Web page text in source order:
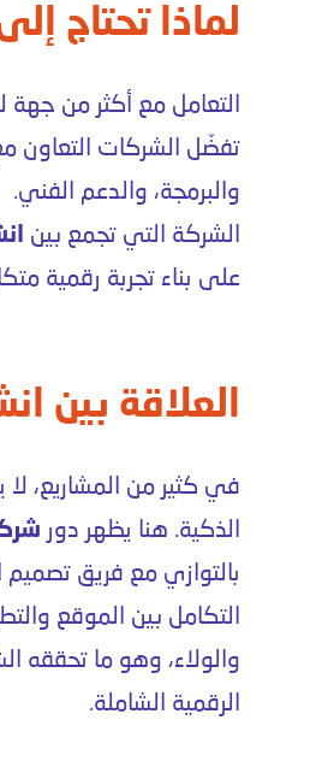
لماذا تحتاج
التعامل مع أكثر من جهة
تفضّل الشركات التعاون
والبرمجة، والدعم الفني.
الشركة التي تجمع بين
على بناء تجربة رقمية
العلاقة بين
في كثير من المشاريع،
الذكية. هنا يظهر دور
بالتوازي مع فريق تصميم
التكامل بين الموقع
والولاء، وهو ما تحققه
الرقمية الشاملة.